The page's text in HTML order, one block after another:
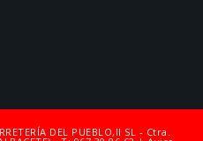
DEL PUEBLO,II SL - Ctra.